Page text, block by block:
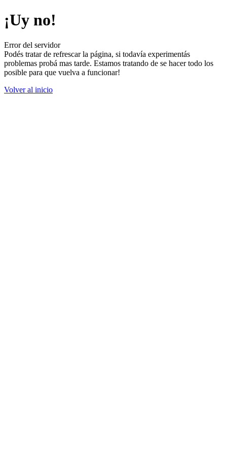
¡Uy no!
Error del servidor
Podés tratar de refrescar la página, si todavía experimentás
problemas probá mas tarde. Estamos tratando de se hacer todo los
posible para que vuelva a funcionar!
Volver al inicio